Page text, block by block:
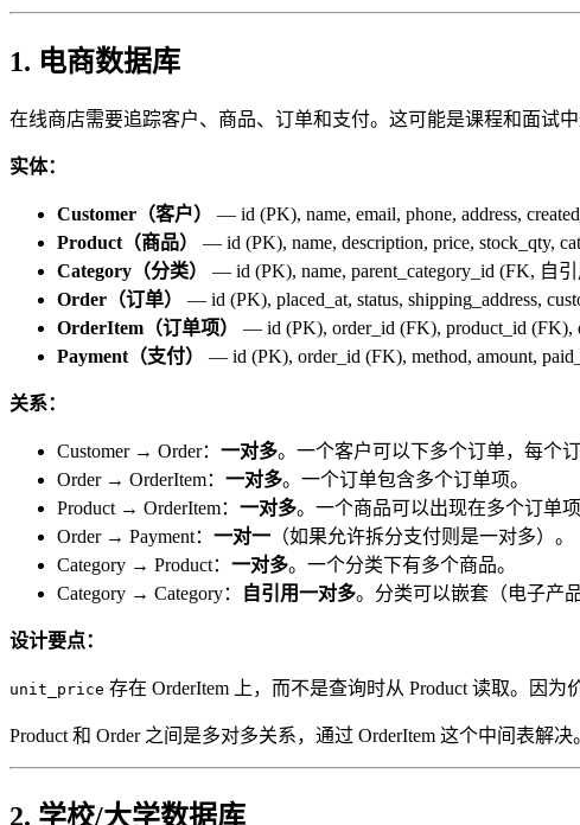
1. 电商数据库
在线商店需要追踪客户、商品、订单和支付。这可能是课程和面试中
实体：
Customer（客户）
— id (PK), name, email, phone, address,
Product（商品）
— id (PK), name, description, price, stock_qty,
Category（分类）
— id (PK), name, parent_category_id (FK, 自
Order（订单）
— id (PK), placed_at, status, shipping_address,
OrderItem（订单项）
— id (PK), order_id (FK), product_id (FK),
Payment（支付）
— id (PK), order_id (FK), method, amount,
关系：
Customer → Order： 一对多。一个客户可以下多个订单，每个
Order → OrderItem： 一对多。一个订单包含多个订单项。
Product → OrderItem： 一对多。一个商品可以出现在多个订单项
Order → Payment： 一对一 （如果允许拆分支付则是一对多）。
Category → Product： 一对多。一个分类下有多个商品。
Category → Category：
自引用一对多。分类可以嵌套（电子产
设计要点：
unit_price 存在 OrderItem 上，而不是查询时从 Product 读取。因
Product 和 Order 之间是多对多关系，通过 OrderItem 这个中间表解
2. 学校/大学数据库